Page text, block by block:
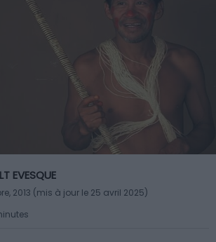
EVESQUE
2013 (mis à jour le 25 avril 2025)